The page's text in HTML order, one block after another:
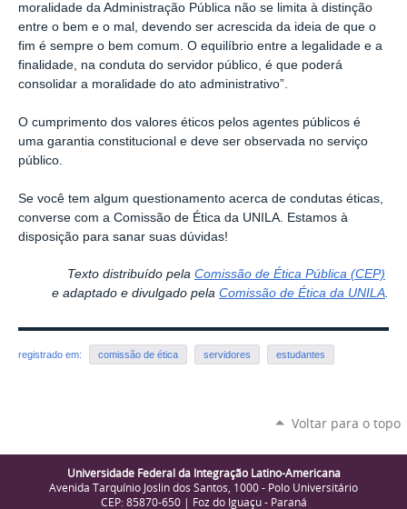
moralidade da Administração Pública não se limita à distinção
entre o bem e o mal, devendo ser acrescida da ideia de que o
fim é sempre o bem comum. O equilíbrio entre a legalidade e a
finalidade, na conduta do servidor público, é que poderá
consolidar a moralidade do ato administrativo”.
O cumprimento dos valores éticos pelos agentes públicos é
uma garantia constitucional e deve ser observada no serviço
público.
Se você tem algum questionamento acerca de condutas éticas,
converse com a Comissão de Ética da UNILA. Estamos à
disposição para sanar suas dúvidas!
Texto distribuído pela Comissão de Ética Pública (CEP)
e adaptado e divulgado pela Comissão de Ética da UNILA.
registrado em: comissão de ética servidores estudantes
Voltar para o topo
Universidade Federal da Integração Latino-Americana
Avenida Tarquínio Joslin dos Santos, 1000 - Polo Universitário
CEP: 85870-650 | Foz do Iguaçu - Paraná